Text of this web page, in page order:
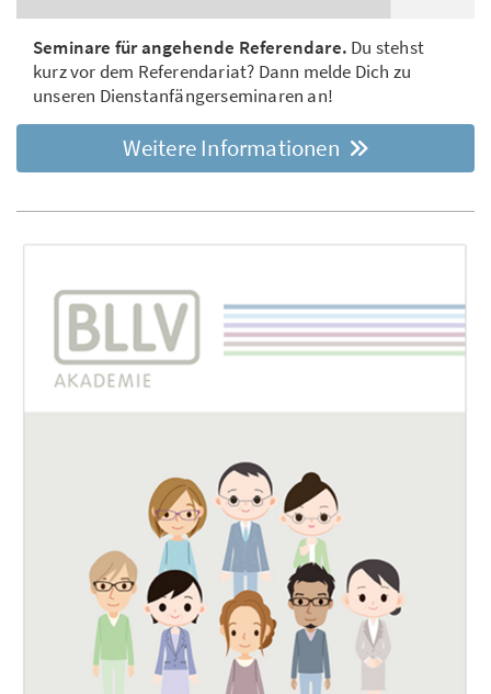
Seminare für angehende Referendare. Du stehst
kurz vor dem Referendariat? Dann melde Dich zu
unseren Dienstanfängerseminaren an!
Weitere Informationen